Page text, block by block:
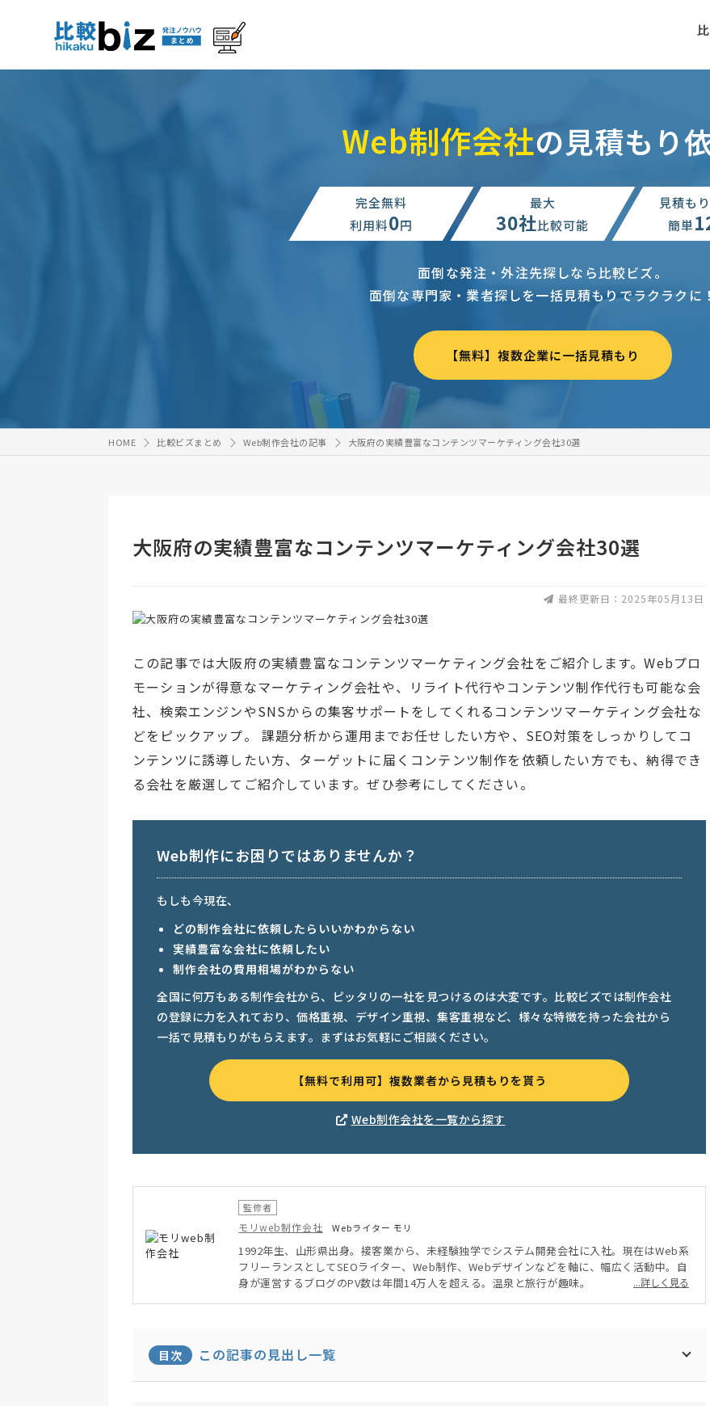
Web制作会社の見積もり
完全無料
利用料0円
最大
30社比較可能
見積も
簡単
面倒な発注・外注先探しなら比較ビズ。
面倒な専門家・業者探しを一括見積もりでラクラクに！
【無料】複数企業に一括見積もり
HOME 比較ビズまとめ Web制作会社の記事 大阪府の実績豊富なコンテンツマーケティング会社30選
大阪府の実績豊富なコンテンツマーケティング会社30選
最終更新日：2025年05月13日
この記事では大阪府の実績豊富なコンテンツマーケティング会社をご紹介します。Webプロ
モーションが得意なマーケティング会社や、リライト代行やコンテンツ制作代行も可能な会
社、検索エンジンやSNSからの集客サポートをしてくれるコンテンツマーケティング会社な
どをピックアップ。 課題分析から運用までお任せしたい方や、SEO対策をしっかりしてコ
ンテンツに誘導したい方、ターゲットに届くコンテンツ制作を依頼したい方でも、納得でき
る会社を厳選してご紹介しています。ぜひ参考にしてください。
Web制作にお困りではありませんか？
もしも今現在、
どの制作会社に依頼したらいいかわからない
実績豊富な会社に依頼したい
制作会社の費用相場がわからない
全国に何万もある制作会社から、ピッタリの一社を見つけるのは大変です。比較ビズでは制作会社
の登録に力を入れており、価格重視、デザイン重視、集客重視など、様々な特徴を持った会社から
一括で見積もりがもらえます。まずはお気軽にご相談ください。
【無料で利用可】複数業者から見積もりを貰う
Web制作会社を一覧から探す
監修者
モリweb制作会社 Webライター モリ
1992年生、山形県出身。接客業から、未経験独学でシステム開発会社に入社。現在はWeb系
フリーランスとしてSEOライター、Web制作、Webデザインなどを軸に、幅広く活動中。自
身が運営するブログのPV数は年間14万人を超える。温泉と旅行が趣味。
...詳しく見る
目次 この記事の見出し一覧